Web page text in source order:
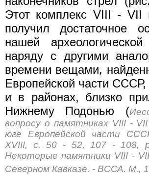
Этот комплекс VIII -
получил достаточное
нашей археологической
наряду с другими
времени вещами,
Европейской части
и в районах, близко
Нижнему Подонью (
вопросу о памятниках VIII -
юге Европейской части
XVIII, с. 50 - 52, 107 - 108,
Некоторые памятники VIII -
Северном Кавказе. - ВССА. М.,